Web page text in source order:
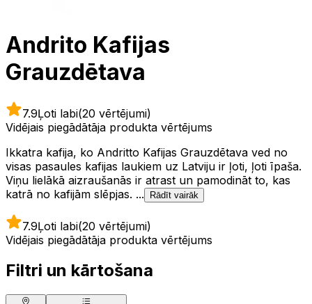
Andrito Kafijas
Grauzdētava
7.9Ļoti labi(20 vērtējumi)
Vidējais piegādātāja produkta vērtējums
Ikkatra kafija, ko Andritto Kafijas Grauzdētava ved no
visas pasaules kafijas laukiem uz Latviju ir ļoti, ļoti īpaša.
Viņu lielākā aizraušanās ir atrast un pamodināt to, kas
katrā no kafijām slēpjas. ...
Rādīt vairāk
7.9Ļoti labi(20 vērtējumi)
Vidējais piegādātāja produkta vērtējums
Filtri un kārtošana